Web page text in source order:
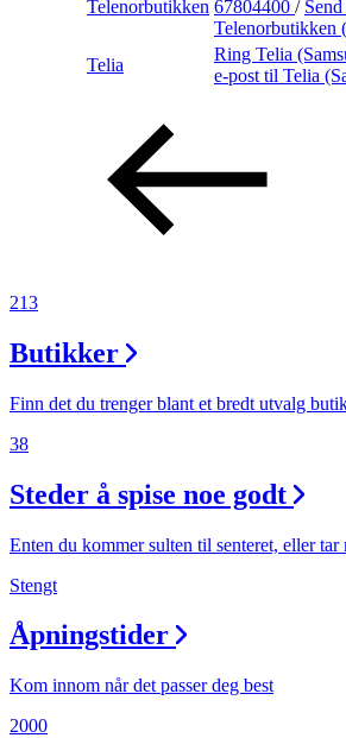
Praktisk informasjon
Ledige stillinger
Finn frem
Min Shopping-app
Telenorbutikken 67804400 /
Telenorbutikken
Telia
Ring Telia
e-post til Telia
213
Butikker
Finn det du trenger blant et bredt utvalg
38
Steder å spise noe godt
Enten du kommer sulten til senteret, eller tar
Stengt
Åpningstider
Kom innom når det passer deg best
2000